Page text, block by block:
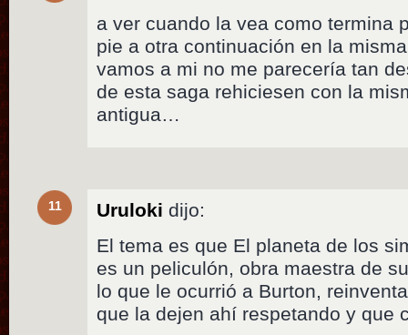
a ver cuando la vea como termina
pie a otra continuación en la
vamos a mi no me parecería tan
de esta saga rehiciesen con la
antigua…
11 Uruloki dijo:
El tema es que El planeta de los
es un peliculón, obra maestra de
lo que le ocurrió a Burton,
que la dejen ahí respetando y que